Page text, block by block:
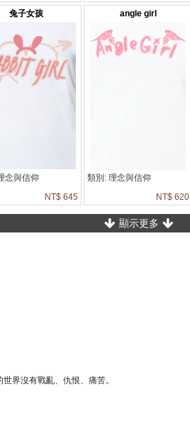
兔子女孩
念與信仰
NT$ 645
angle girl
類別: 理念與信仰
NT$ 620
顯示更多
界沒有戰亂、仇恨、痛苦。